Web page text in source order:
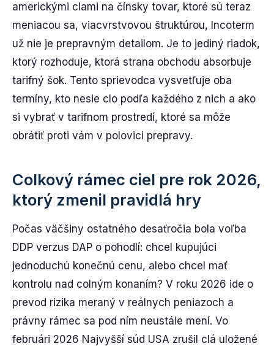
americkými clami na čínsky tovar, ktoré sú teraz
meniacou sa, viacvrstvovou štruktúrou, Incoterm
už nie je prepravným detailom. Je to jediný riadok,
ktorý rozhoduje, ktorá strana obchodu absorbuje
tarifný šok. Tento sprievodca vysvetľuje oba
termíny, kto nesie clo podľa každého z nich a ako
si vybrať v tarifnom prostredí, ktoré sa môže
obrátiť proti vám v polovici prepravy.
Colkový rámec ciel pre rok 2026,
ktorý zmenil pravidlá hry
Počas väčšiny ostatného desaťročia bola voľba
DDP verzus DAP o pohodlí: chcel kupujúci
jednoduchú konečnú cenu, alebo chcel mať
kontrolu nad colným konaním? V roku 2026 ide o
prevod rizika meraný v reálnych peniazoch a
právny rámec sa pod ním neustále mení. Vo
februári 2026 Najvyšší súd USA zrušil clá uložené